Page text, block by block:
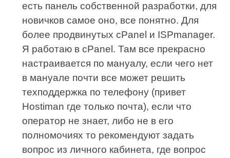
есть панель собственной разработки, для
новичков самое оно, все понятно. Для
более продвинутых cPanel и ISPmanager.
Я работаю в cPanel. Там все прекрасно
настраивается по мануалу, если чего нет
в мануале почти все может решить
техподдержка по телефону (привет
Hostiman где только почта), если что
оператор не знает, либо не в его
полномочиях то рекомендуют задать
вопрос из личного кабинета, где вопрос